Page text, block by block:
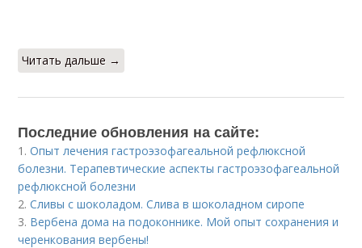
Читать дальше →
Последние обновления на сайте:
1.Опыт лечения гастроэзофагеальной рефлюксной
болезни. Терапевтические аспекты гастроэзофагеальной
рефлюксной болезни
2.Сливы с шоколадом. Слива в шоколадном сиропе
3. Вербена дома на подоконнике. Мой опыт сохранения и
черенкования вербены!